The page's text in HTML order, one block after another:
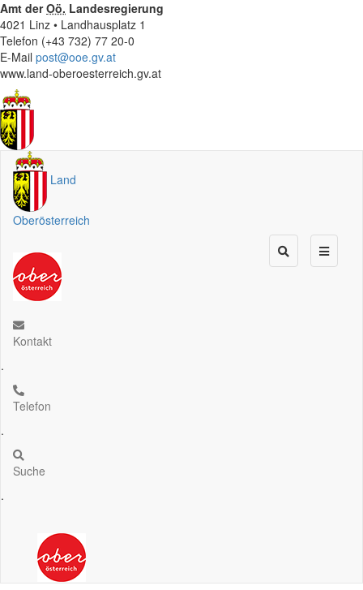
Amt derOö. Landesregierung
4021 Linz • Landhausplatz 1
Telefon (+43 732) 77 20-0
E-Mail post@ooe.gv.at
www.land-oberoesterreich.gv.at
Land
Oberösterreich
Kontakt
.
Telefon
.
Suche
.